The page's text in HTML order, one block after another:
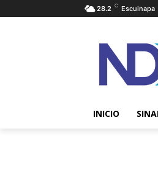
28.2 C Escuinapa
INICIO